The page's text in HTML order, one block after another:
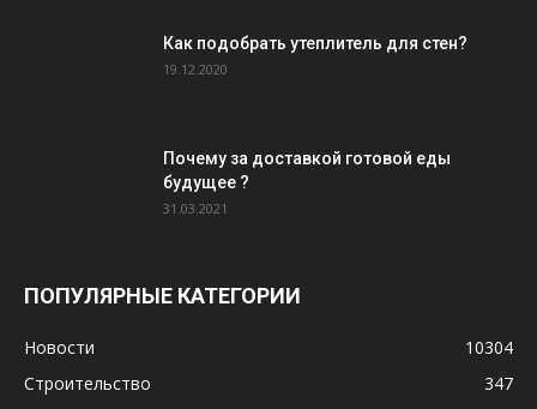
Как подобрать утеплитель для стен?
19.12.2020
Почему за доставкой готовой еды
будущее ?
31.03.2021
ПОПУЛЯРНЫЕ КАТЕГОРИИ
Новости
10304
Строительство
347